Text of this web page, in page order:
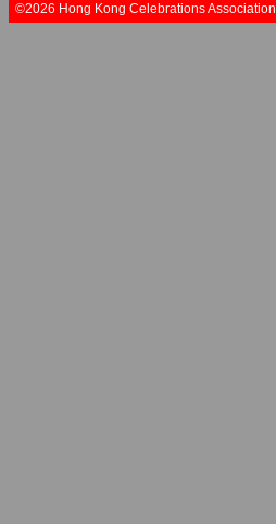
©2026 Hong Kong Celebrations Association